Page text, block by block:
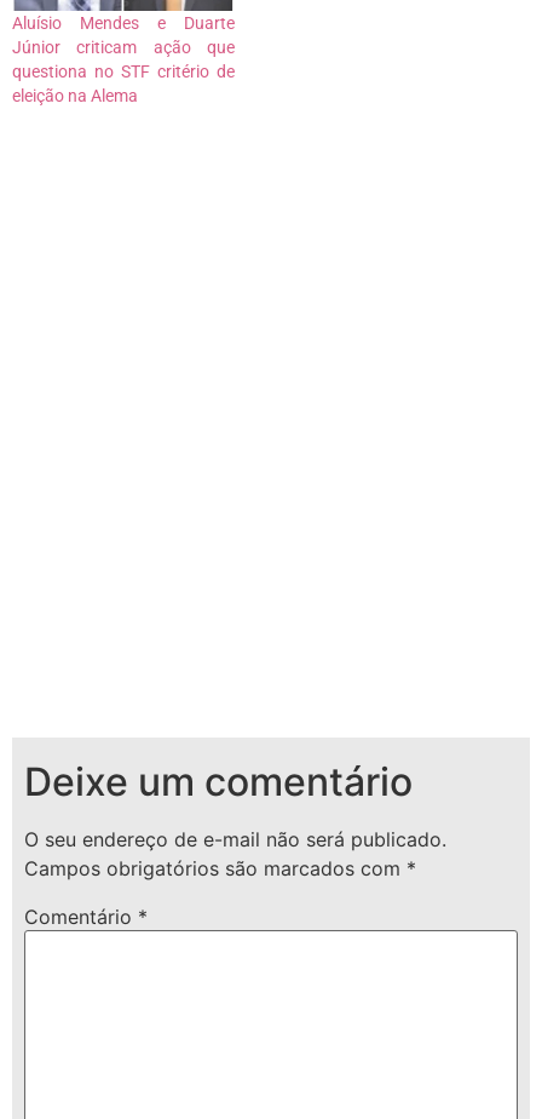
Aluísio Mendes e Duarte
Júnior criticam ação que
questiona no STF critério de
eleição na Alema
Deixe um comentário
O seu endereço de e-mail não será publicado.
Campos obrigatórios são marcados com *
Comentário *